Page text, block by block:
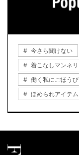
今さら聞けない
着こなしマンネリ
働く私にごほうび
ほめられアイテム